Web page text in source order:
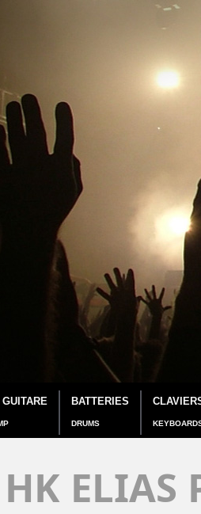
BATTERIES
DRUMS
HK ELIAS